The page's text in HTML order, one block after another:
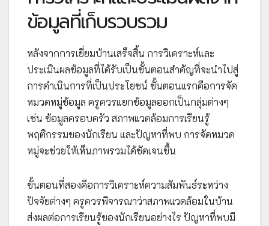
ข้อมูลที่เก็บรวบรวม
หลังจากการเยี่ยมบ้านเสร็จสิ้น การวิเคราะห์และ
ประเมินผลข้อมูลที่ได้รับเป็นขั้นตอนสำคัญที่จะนำไปสู่
การดำเนินการที่เป็นประโยชน์ ขั้นตอนแรกคือการจัด
หมวดหมู่ข้อมูล ครูควรแยกข้อมูลออกเป็นกลุ่มต่างๆ
เช่น ข้อมูลครอบครัว สภาพแวดล้อมการเรียนรู้
พฤติกรรมของนักเรียน และปัญหาที่พบ การจัดหมวด
หมู่จะช่วยให้เห็นภาพรวมได้ชัดเจนขึ้น
ขั้นตอนที่สองคือการวิเคราะห์ความสัมพันธ์ระหว่าง
ปัจจัยต่างๆ ครูควรพิจารณาว่าสภาพแวดล้อมในบ้าน
ส่งผลต่อการเรียนรู้ของนักเรียนอย่างไร ปัญหาที่พบมี